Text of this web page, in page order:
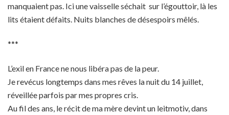
manquaient pas. Ici une vaisselle séchait sur l’égouttoir, là les
lits étaient défaits. Nuits blanches de désespoirs mêlés.
***
L’exil en France ne nous libéra pas de la peur.
Je revécus longtemps dans mes rêves la nuit du 14 juillet,
réveillée parfois par mes propres cris.
Au fil des ans, le récit de ma mère devint un leitmotiv, dans